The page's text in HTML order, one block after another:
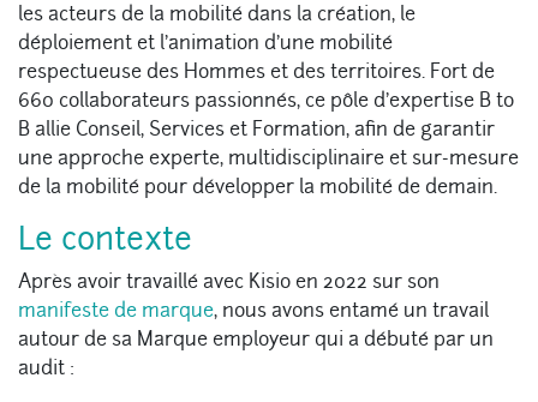
les acteurs de la mobilité dans la création, le
déploiement et l’animation d’une mobilité
respectueuse des Hommes et des territoires. Fort de
660 collaborateurs passionnés, ce pôle d’expertise B to
B allie Conseil, Services et Formation, afin de garantir
une approche experte, multidisciplinaire et sur-mesure
de la mobilité pour développer la mobilité de demain.
Le contexte
Après avoir travaillé avec Kisio en 2022 sur son
manifeste de marque, nous avons entamé un travail
autour de sa Marque employeur qui a débuté par un
audit :